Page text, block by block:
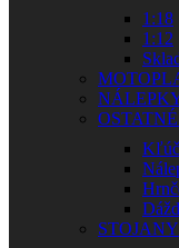
1:18
1:12
STOJANY